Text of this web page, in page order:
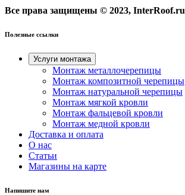
Все права защищены © 2023, InterRoof.ru
Полезные ссылки
Услуги монтажа
Монтаж металлочерепицы
Монтаж композитной черепицы
Монтаж натуральной черепицы
Монтаж мягкой кровли
Монтаж фальцевой кровли
Монтаж медной кровли
Доставка и оплата
О нас
Cтатьи
Магазины на карте
Напишите нам